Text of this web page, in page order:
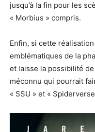
jusqu’à la fin pour les
« Morbius » compris.
Enfin, si cette
emblématiques de la
et laisse la possibilité
méconnu qui pourrait
« SSU » et «